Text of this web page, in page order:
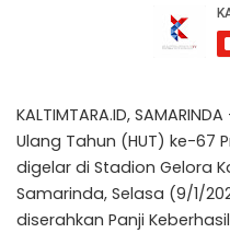
KALTIMTARA.ID,
Ulang Tahun (HUT) ke-67
digelar di Stadion Gelora
Samarinda, Selasa (9/1/
diserahkan Panji